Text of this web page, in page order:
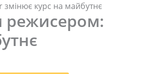
курс на майбутнє
режисером: